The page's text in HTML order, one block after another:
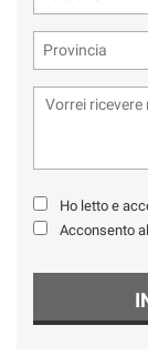
Ho letto e
Acconsento